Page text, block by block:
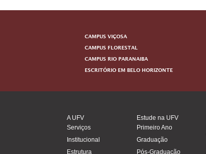
CAMPUS VIÇOSA
CAMPUS FLORESTAL
CAMPUS RIO PARANAIBA
ESCRITÓRIO EM BELO HORIZONTE
A UFV
Serviços
Institucional
Estrutura
Estude na UFV
Primeiro Ano
Graduação
Pós-Graduação